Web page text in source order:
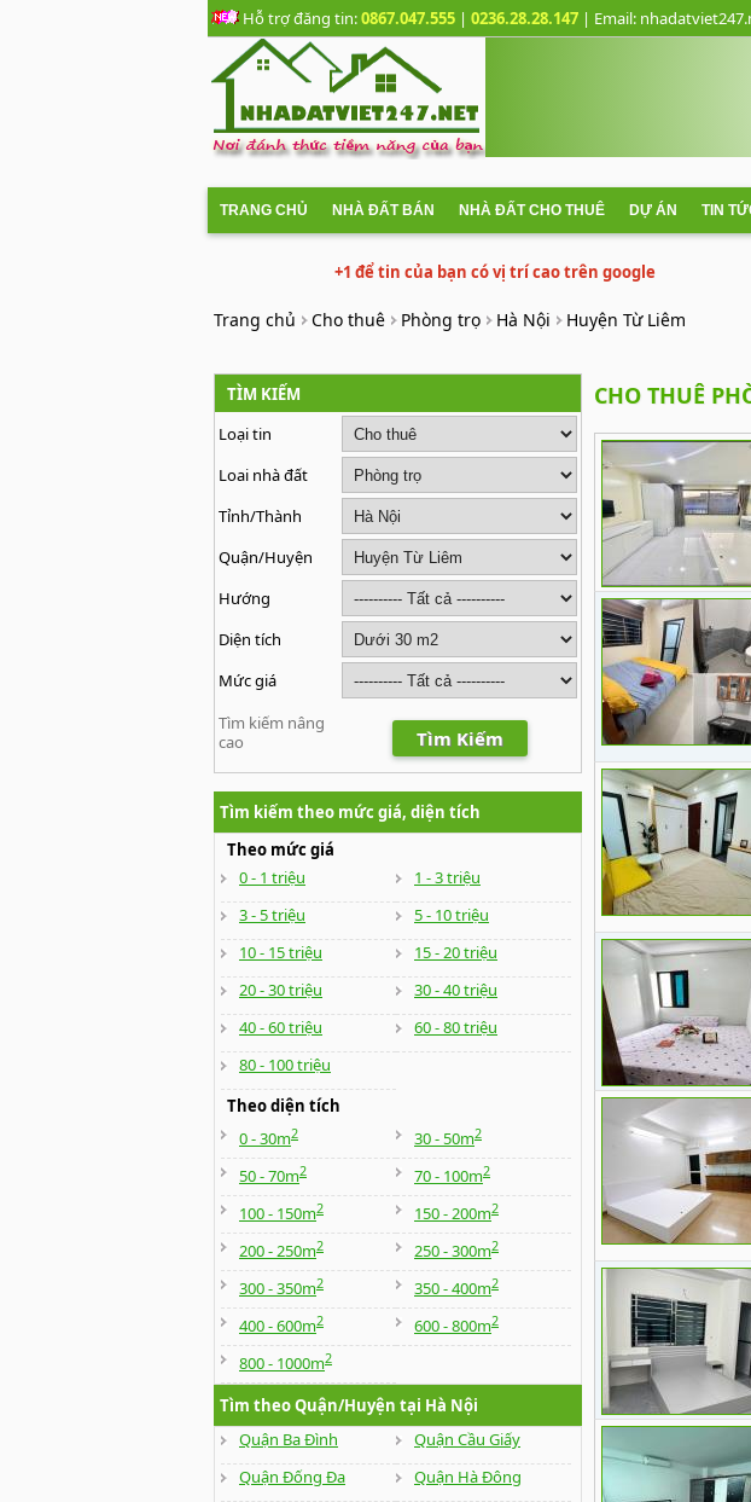
Hỗ trợ đăng tin:0867.047.555 | 0236.28.28.147 | Email:
TRANG CHỦ NHÀ ĐẤT BÁN NHÀ ĐẤT CHO THUÊ DỰ ÁN TIN
+1 để tin của bạn có vị trí cao trên google
Trang chủ Cho thuê Phòng trọ Hà Nội Huyện Từ Liêm
TÌM KIẾM
Loại tin
Loai nhà đất
Tỉnh/Thành
Quận/Huyện
Hướng
Diện tích
Mức giá
Tìm kiếm nâng
cao
Tìm Kiếm
Tìm kiếm theo mức giá, diện tích
Theo mức giá
0 - 1 triệu
1 - 3 triệu
3 - 5 triệu
5 - 10 triệu
10 - 15 triệu
15 - 20 triệu
20 - 30 triệu
30 - 40 triệu
40 - 60 triệu
60 - 80 triệu
80 - 100 triệu
Theo diện tích
0 - 30m2 30 - 50m2
50 - 70m2 70 - 100m2
100 - 150m2 150 - 200m2
200 - 250m2 250 - 300m2
300 - 350m2 350 - 400m2
400 - 600m2 600 - 800m2
800 - 1000m2
Tìm theo Quận/Huyện tại Hà Nội
Quận Ba Đình
Quận Cầu Giấy
Quận Đống Đa
Quận Hà Đông
CHO THUÊ